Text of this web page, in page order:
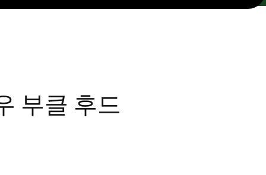
부클 후드